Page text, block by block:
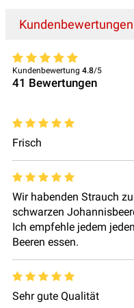
Kundenbewertung 4.8/5
41 Bewertungen
Frisch
Wir habenden Strauch
schwarzen
Ich empfehle jedem
Beeren essen.
Sehr gute Qualität